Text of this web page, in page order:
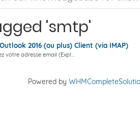
'smtp'
2016 (ou plus) Client (via IMAP)
votre adresse email (Expl:...
Powered by